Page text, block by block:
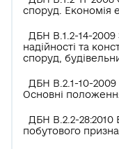
споруд. Економія
ДБН В.1.2-14-2009
надійності та
споруд,
ДБН В.2.1-10-
Основні
ДБН В.2.2-28:2010
побутового